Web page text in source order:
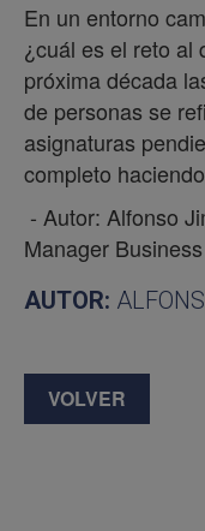
En un entorno
¿cuál es el reto al
próxima década
de personas se
asignaturas
completo haciendo
- Autor: Alfonso
Manager
AUTOR:
VOLVER